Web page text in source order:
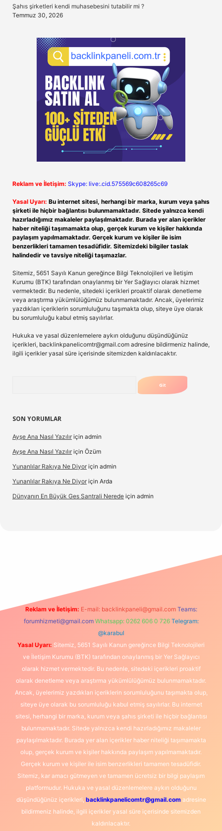
Şahıs şirketleri kendi muhasebesini tutabilir mi ?
Temmuz 30, 2026
Reklam ve İletişim: Skype: live:.cid.575569c608265c69
Yasal Uyarı: Bu internet sitesi, herhangi bir marka, kurum veya şahıs
şirketi ile hiçbir bağlantısı bulunmamaktadır. Sitede yalnızca kendi
hazırladığımız makaleler paylaşılmaktadır. Burada yer alan içerikler
haber niteliği taşımamakta olup, gerçek kurum ve kişiler hakkında
paylaşım yapılmamaktadır. Gerçek kurum ve kişiler ile isim
benzerlikleri tamamen tesadüfidir. Sitemizdeki bilgiler taslak
halindedir ve tavsiye niteliği taşımazlar.
Sitemiz, 5651 Sayılı Kanun gereğince Bilgi Teknolojileri ve İletişim
Kurumu (BTK) tarafından onaylanmış bir Yer Sağlayıcı olarak hizmet
vermektedir. Bu nedenle, sitedeki içerikleri proaktif olarak denetleme
veya araştırma yükümlülüğümüz bulunmamaktadır. Ancak, üyelerimiz
yazdıkları içeriklerin sorumluluğunu taşımakta olup, siteye üye olarak
bu sorumluluğu kabul etmiş sayılırlar.
Hukuka ve yasal düzenlemelere aykırı olduğunu düşündüğünüz
içerikleri, backlinkpanelicomtr@gmail.com adresine bildirmeniz halinde,
ilgili içerikler yasal süre içerisinde sitemizden kaldırılacaktır.
SON YORUMLAR
Ayşe Ana Nasıl Yazılır için admin
Ayşe Ana Nasıl Yazılır için Özüm
Yunanlılar Rakıya Ne Diyor için admin
Yunanlılar Rakıya Ne Diyor için Arda
Dünyanın En Büyük Ges Santrali Nerede için admin
Reklam ve İletişim: E-mail: backlinkpaneli@gmail.com Teams:
forumhizmeti@gmail.com Whatsapp: 0262 606 0 726 Telegram:
@karabul
Yasal Uyarı: Sitemiz, 5651 Sayılı Kanun gereğince Bilgi Teknolojileri
ve İletişim Kurumu (BTK) tarafından onaylanmış bir Yer Sağlayıcı
olarak hizmet vermektedir. Bu nedenle, sitedeki içerikleri proaktif
olarak denetleme veya araştırma yükümlülüğümüz bulunmamaktadır.
Ancak, üyelerimiz yazdıkları içeriklerin sorumluluğunu taşımakta olup,
siteye üye olarak bu sorumluluğu kabul etmiş sayılırlar. Bu internet
sitesi, herhangi bir marka, kurum veya şahıs şirketi ile hiçbir bağlantısı
bulunmamaktadır. Sitede yalnızca kendi hazırladığımız makaleler
paylaşılmaktadır. Burada yer alan içerikler haber niteliği taşımamakta
olup, gerçek kurum ve kişiler hakkında paylaşım yapılmamaktadır.
Gerçek kurum ve kişiler ile isim benzerlikleri tamamen tesadüfidir.
Sitemiz, kar amacı gütmeyen ve tamamen ücretsiz bir bilgi paylaşım
platformudur. Hukuka ve yasal düzenlemelere aykırı olduğunu
düşündüğünüz içerikleri, backlinkpanelicomtr@gmail.comadresine
bildirmeniz halinde, ilgili içerikler yasal süre içerisinde sitemizden
kaldırılacaktır.